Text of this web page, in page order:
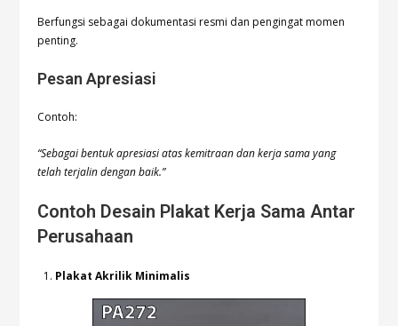
Berfungsi sebagai dokumentasi resmi dan pengingat momen
penting.
Pesan Apresiasi
Contoh:
“Sebagai bentuk apresiasi atas kemitraan dan kerja sama yang
telah terjalin dengan baik.”
Contoh Desain Plakat Kerja Sama Antar
Perusahaan
Plakat Akrilik Minimalis